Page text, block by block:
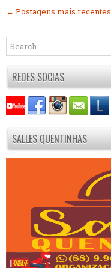
← Postagens mais recentes
REDES SOCIAS
SALLES QUENTINHAS